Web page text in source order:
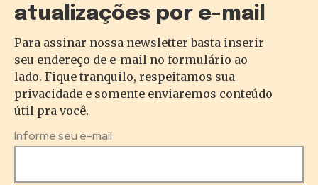
atualizações por e-mail
Para assinar nossa newsletter basta inserir
seu endereço de e-mail no formulário ao
lado. Fique tranquilo, respeitamos sua
privacidade e somente enviaremos conteúdo
útil pra você.
Informe seu e-mail